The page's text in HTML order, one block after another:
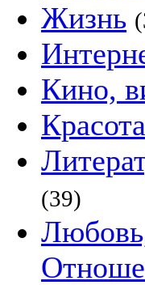
Жизнь
Кино,
(39)